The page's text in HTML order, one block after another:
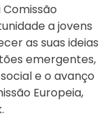
a jovens
as suas ideias
emergentes,
e o avanço
Europeia,